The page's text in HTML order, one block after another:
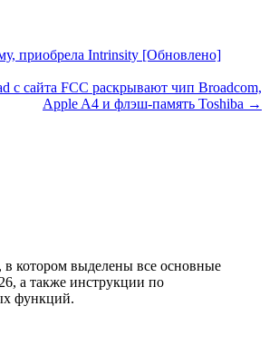
приобрела Intrinsity [Обновлено]
с сайта FCC раскрывают чип Broadcom,
Apple A4 и флэш-память Toshiba →
котором выделены все основные
а также инструкции по
функций.